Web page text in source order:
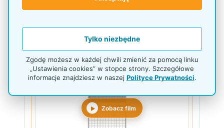
Zobacz jak wygląda stelaż w formie
▶
Zobacz film
Tylko niezbędne
Zgodę możesz w każdej chwili zmienić za pomocą linku
„Ustawienia cookies” w stopce strony. Szczegółowe
informacje znajdziesz w naszej Polityce Prywatności.